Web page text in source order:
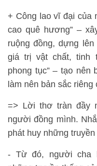
+ Công lao vĩ đại của
cao quê hương” –
ruộng đồng, dựng
giá trị vật chất, tinh
phong tục” – tạo nên
làm nên bản sắc riêng
=> Lời thơ tràn đầy
người đồng mình.
phát huy những truyền
- Từ đó, người cha